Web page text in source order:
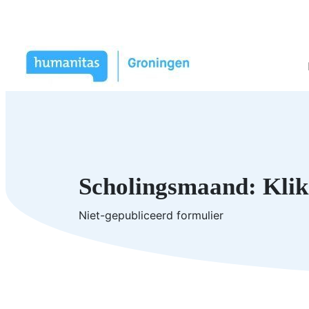
Scholingsmaand:
Niet-gepubliceerd formulier